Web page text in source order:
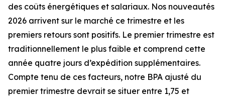
des coûts énergétiques et salariaux. Nos nouveautés
2026 arrivent sur le marché ce trimestre et les
premiers retours sont positifs. Le premier trimestre est
traditionnellement le plus faible et comprend cette
année quatre jours d’expédition supplémentaires.
Compte tenu de ces facteurs, notre BPA ajusté du
premier trimestre devrait se situer entre 1,75 et